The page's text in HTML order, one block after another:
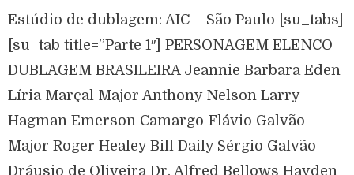
Estúdio de dublagem: AIC – São Paulo [su_tabs]
[su_tab title=”Parte 1″] PERSONAGEM ELENCO
DUBLAGEM BRASILEIRA Jeannie Barbara Eden
Líria Marçal Major Anthony Nelson Larry
Hagman Emerson Camargo Flávio Galvão
Major Roger Healey Bill Daily Sérgio Galvão
Dráusio de Oliveira Dr. Alfred Bellows Hayden